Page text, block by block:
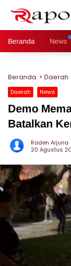
Beranda News
Beranda Daerah
Daerah News
Demo
Batalkan
Raden Arjuna
20 Agustus